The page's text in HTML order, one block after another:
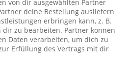
von dir ausgewählten Partner
deine Bestellung ausliefern
erbringen kann, z. B.
dir zu bearbeiten. Partner können
Daten verarbeiten, um dich zu
Erfüllung des Vertrags mit dir